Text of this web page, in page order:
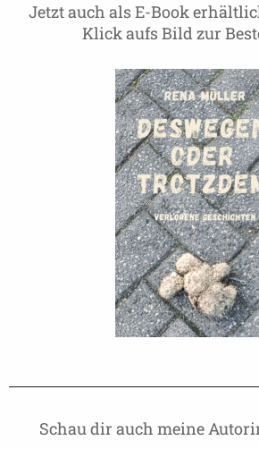
Jetzt auch als E-Book
Klick aufs Bild zur
Schau dir auch meine